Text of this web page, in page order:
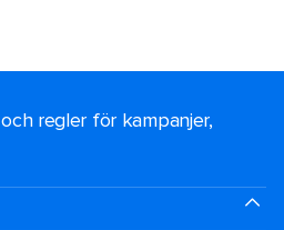
regler för kampanjer,